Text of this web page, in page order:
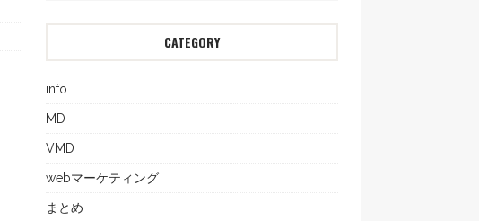
CATEGORY
info
MD
VMD
webマーケティング
まとめ